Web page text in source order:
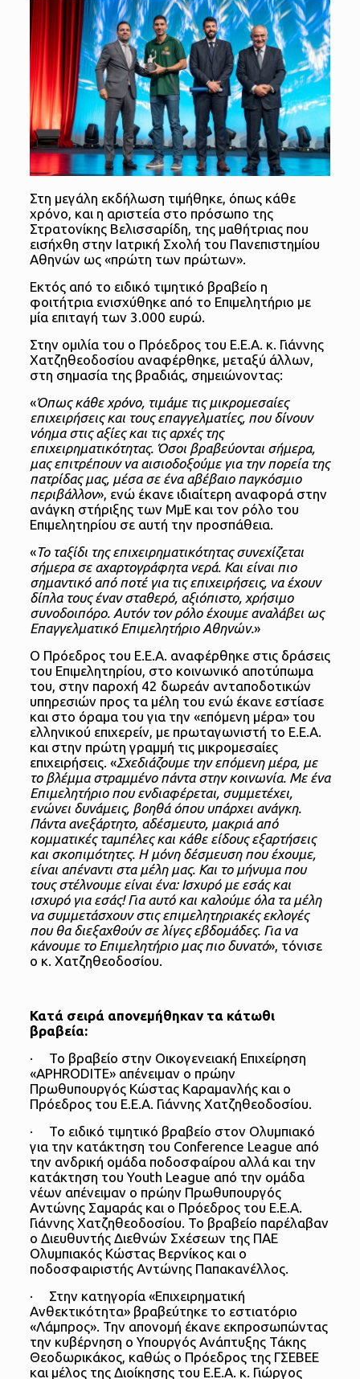
Στη μεγάλη εκδήλωση τιμήθηκε, όπως κάθε
χρόνο, και η αριστεία στο πρόσωπο της
Στρατονίκης Βελισσαρίδη, της μαθήτριας που
εισήχθη στην Ιατρική Σχολή του Πανεπιστημίου
Αθηνών ως «πρώτη των πρώτων».
Εκτός από το ειδικό τιμητικό βραβείο η
φοιτήτρια ενισχύθηκε από το Επιμελητήριο με
μία επιταγή των 3.000 ευρώ.
Στην ομιλία του ο Πρόεδρος του Ε.Ε.Α. κ. Γιάννης
Χατζηθεοδοσίου αναφέρθηκε, μεταξύ άλλων,
στη σημασία της βραδιάς, σημειώνοντας:
«Όπως κάθε χρόνο, τιμάμε τις μικρομεσαίες
επιχειρήσεις και τους επαγγελματίες, που δίνουν
νόημα στις αξίες και τις αρχές της
επιχειρηματικότητας. Όσοι βραβεύονται σήμερα,
μας επιτρέπουν να αισιοδοξούμε για την πορεία της
πατρίδας μας, μέσα σε ένα αβέβαιο παγκόσμιο
περιβάλλον», ενώ έκανε ιδιαίτερη αναφορά στην
ανάγκη στήριξης των ΜμΕ και τον ρόλο του
Επιμελητηρίου σε αυτή την προσπάθεια.
«Το ταξίδι της επιχειρηματικότητας συνεχίζεται
σήμερα σε αχαρτογράφητα νερά. Και είναι πιο
σημαντικό από ποτέ για τις επιχειρήσεις, να έχουν
δίπλα τους έναν σταθερό, αξιόπιστο, χρήσιμο
συνοδοιπόρο. Αυτόν τον ρόλο έχουμε αναλάβει ως
Επαγγελματικό Επιμελητήριο Αθηνών.»
Ο Πρόεδρος του Ε.Ε.Α. αναφέρθηκε στις δράσεις
του Επιμελητηρίου, στο κοινωνικό αποτύπωμα
του, στην παροχή 42 δωρεάν ανταποδοτικών
υπηρεσιών προς τα μέλη του ενώ έκανε εστίασε
και στο όραμα του για την «επόμενη μέρα» του
ελληνικού επιχερείν, με πρωταγωνιστή το Ε.Ε.Α.
και στην πρώτη γραμμή τις μικρομεσαίες
επιχειρήσεις. «Σχεδιάζουμε την επόμενη μέρα, με
το βλέμμα στραμμένο πάντα στην κοινωνία. Με ένα
Επιμελητήριο που ενδιαφέρεται, συμμετέχει,
ενώνει δυνάμεις, βοηθά όπου υπάρχει ανάγκη.
Πάντα ανεξάρτητο, αδέσμευτο, μακριά από
κομματικές ταμπέλες και κάθε είδους εξαρτήσεις
και σκοπιμότητες. Η μόνη δέσμευση που έχουμε,
είναι απέναντι στα μέλη μας. Και το μήνυμα που
τους στέλνουμε είναι ένα: Ισχυρό με εσάς και
ισχυρό για εσάς! Για αυτό και καλούμε όλα τα μέλη
να συμμετάσχουν στις επιμελητηριακές εκλογές
που θα διεξαχθούν σε λίγες εβδομάδες. Για να
κάνουμε το Επιμελητήριο μας πιο δυνατό», τόνισε
ο κ. Χατζηθεοδοσίου.
Κατά σειρά απονεμήθηκαν τα κάτωθι
βραβεία:
· Το βραβείο στην Οικογενειακή Επιχείρηση
«APHRODITE» απένειμαν ο πρώην
Πρωθυπουργός Κώστας Καραμανλής και ο
Πρόεδρος του Ε.Ε.Α. Γιάννης Χατζηθεοδοσίου.
· Το ειδικό τιμητικό βραβείο στον Ολυμπιακό
για την κατάκτηση του Conference League από
την ανδρική ομάδα ποδοσφαίρου αλλά και την
κατάκτηση του Youth League από την ομάδα
νέων απένειμαν ο πρώην Πρωθυπουργός
Αντώνης Σαμαράς και ο Πρόεδρος του Ε.Ε.Α.
Γιάννης Χατζηθεοδοσίου. Το βραβείο παρέλαβαν
ο Διευθυντής Διεθνών Σχέσεων της ΠΑΕ
Ολυμπιακός Κώστας Βερνίκος και ο
ποδοσφαιριστής Αντώνης Παπακανέλλος.
· Στην κατηγορία «Επιχειρηματική
Ανθεκτικότητα» βραβεύτηκε το εστιατόριο
«Λάμπρος». Την απονομή έκανε εκπροσωπώντας
την κυβέρνηση ο Υπουργός Ανάπτυξης Τάκης
Θεοδωρικάκος, καθώς ο Πρόεδρος της ΓΣΕΒΕΕ
και μέλος της Διοίκησης του Ε.Ε.Α. κ. Γιώργος